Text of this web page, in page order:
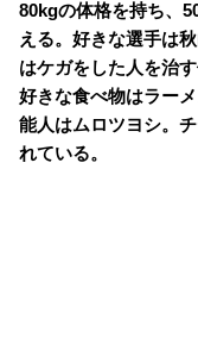
80kgの体格を持ち、
える。好きな選手は
はケガをした人を治
好きな食べ物はラー
能人はムロツヨシ。
れている。